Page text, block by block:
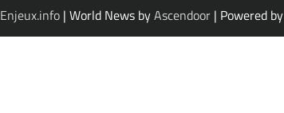
Enjeux.info| World News byAscendoor| Powered by